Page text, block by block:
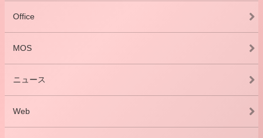
Office
MOS
ニュース
Web